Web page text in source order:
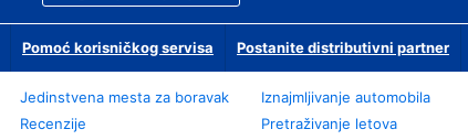
Pomoć korisničkog servisa Postanite distributivni partner
Jedinstvena mesta za boravak
Recenzije
Iznajmljivanje automobila
Pretraživanje letova